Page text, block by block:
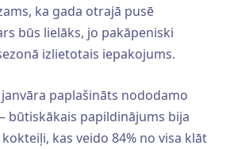
ka gada otrajā pusē
būs lielāks, jo pakāpeniski
izlietotais iepakojums.
paplašināts nododamo
būtiskākais papildinājums bija
kas veido 84% no visa klāt